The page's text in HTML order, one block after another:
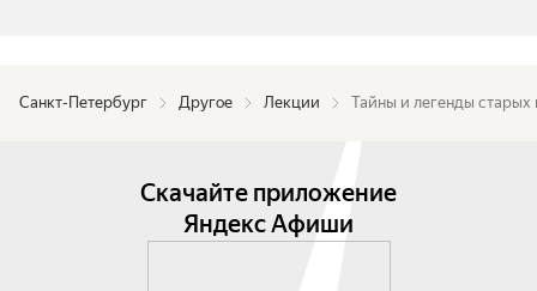
Санкт-Петербург Другое Лекции Тайны и легенды старых
Скачайте приложение
Яндекс Афиши